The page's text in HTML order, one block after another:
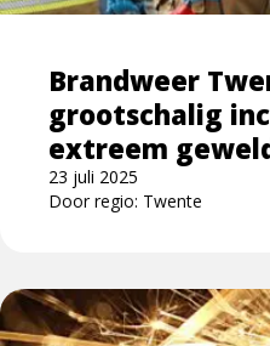
Brandweer
grootschalig
extreem
23 juli 2025
Door regio: Twente
extreem
geweld
Hengelo
Lees
meer